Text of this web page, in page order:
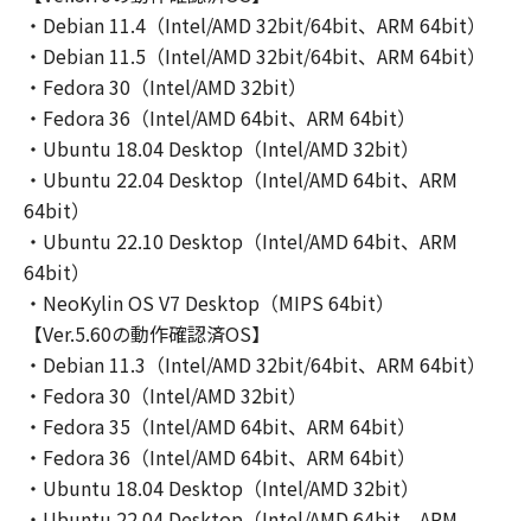
ピューターにおいて表示することをいいま
す。）し、複製することができます。お客様
は、「コンテンツデータ」を頒布、再許諾、レ
ンタル、販売または譲渡することはできませ
ん。お客様は、「コンテンツデータ」を媒体に
印刷し、印刷されたそれらのもの（以下、「印
刷物」といいます。）を、お客様自身による非
商業的目的のために使用し、使用させ、複製
し、複製させ、頒布することができます。お客
様は、「印刷物」を商業的目的のために使用
し、使用させ、複製し、複製させ、頒布するこ
とはできません。キヤノンは、お客様による
「印刷物」の使用および利用につき一切の責任
を負わず、また、本項に基づくお客様による
「印刷物」の使用および利用もしくはこれらに
関連して生じるお客様と第三者との間の紛争ま
たは訴訟につき一切責任を負わないものとしま
す。
・Debian 11.4（Intel/AMD 32bit/64bit、ARM 64bit）
・Debian 11.5（Intel/AMD 32bit/64bit、ARM 64bit）
・Fedora 30（Intel/AMD 32bit）
・Fedora 36（Intel/AMD 64bit、ARM 64bit）
・Ubuntu 18.04 Desktop（Intel/AMD 32bit）
・Ubuntu 22.04 Desktop（Intel/AMD 64bit、ARM
64bit）
・Ubuntu 22.10 Desktop（Intel/AMD 64bit、ARM
64bit）
・NeoKylin OS V7 Desktop（MIPS 64bit）
【Ver.5.60の動作確認済OS】
・Debian 11.3（Intel/AMD 32bit/64bit、ARM 64bit）
・Fedora 30（Intel/AMD 32bit）
・Fedora 35（Intel/AMD 64bit、ARM 64bit）
・Fedora 36（Intel/AMD 64bit、ARM 64bit）
・Ubuntu 18.04 Desktop（Intel/AMD 32bit）